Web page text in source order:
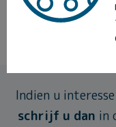
ZATERDAG 30/05
Indien u
schrijf u dan in